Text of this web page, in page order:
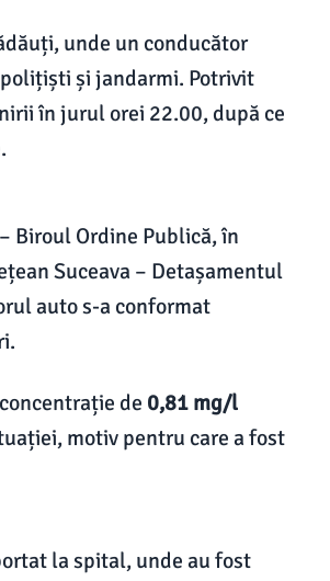
unde un conducător
și jandarmi. Potrivit
în jurul orei 22.00, după ce
Biroul Ordine Publică, în
Suceava – Detașamentul
auto s-a conformat
de 0,81 mg/l
motiv pentru care a fost
la spital, unde au fost